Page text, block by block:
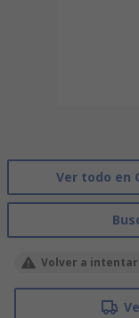
Ver todo en
Volver a